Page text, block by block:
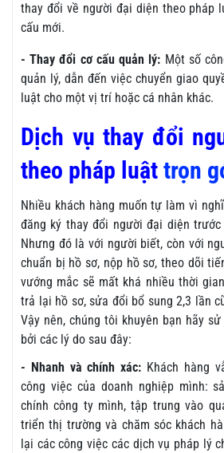
thay đổi về người đại diện theo pháp
cấu mới.
- Thay đổi cơ cấu quản lý: Một số
quản lý, dẫn đến việc chuyển giao
luật cho một vị trí hoặc cá nhân khác.
Dịch vụ thay đổi
theo pháp luật trọn
Nhiều khách hàng muốn tự làm vì
đăng ký thay đổi người đại diện
Nhưng đó là với người biết, còn với
chuẩn bị hồ sơ, nộp hồ sơ, theo dõi
vướng mắc sẽ mất khá nhiều thời
trả lại hồ sơ, sửa đổi bổ sung 2,3 lần
Vậy nên, chúng tôi khuyên bạn hãy
bởi các lý do sau đây:
- Nhanh và chính xác: Khách hàng
công việc của doanh nghiệp mình:
chính công ty mình, tập trung vào
triển thị trường và chăm sóc khách
lại các công việc các dịch vụ pháp lý